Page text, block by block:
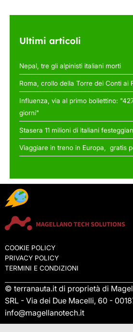
Ultimi articoli
Nepal, tre gli alpinisti italiani morti
Roma, crollo della Torre dei Conti ai
Influenza, via al primo bollettino:
giorni"
Stasera 11 milioni di italiani
Viaggiare in treno in Europa, gratis
COOKIE POLICY
PRIVACY POLICY
TERMINI E CONDIZIONI
© terranauta.it di proprietà di
SRL - Via dei Due Macelli, 60 -
info@magellanotech.it